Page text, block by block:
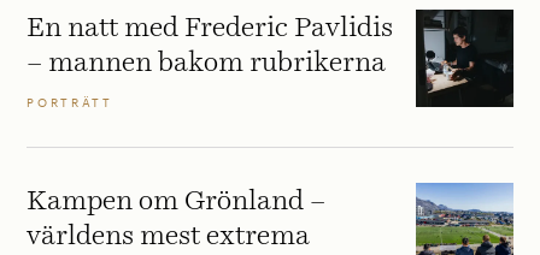
En natt med Frederic Pavlidis
– mannen bakom rubrikerna
PORTRÄTT
Kampen om Grönland –
världens mest extrema